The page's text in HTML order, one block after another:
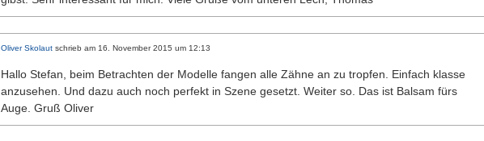
Oliver Skolaut schrieb am 16. November 2015 um 12:13
Hallo Stefan, beim Betrachten der Modelle fangen alle Zähne an zu tropfen. Einfach klasse
anzusehen. Und dazu auch noch perfekt in Szene gesetzt. Weiter so. Das ist Balsam fürs
Auge. Gruß Oliver